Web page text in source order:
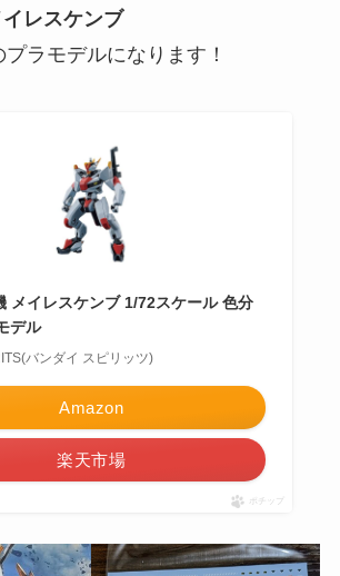
レスケンブ
ラモデルになります！
メイレスケンブ 1/72スケール 色分
デル
バンダイ スピリッツ)
Amazon
楽天市場
ポチップ